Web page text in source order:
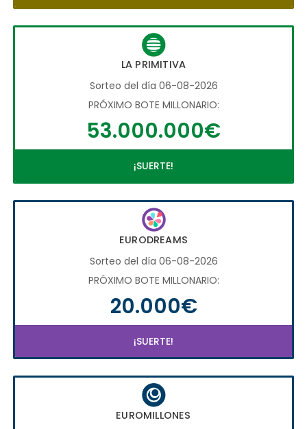
LA PRIMITIVA
Sorteo del día 06-08-2026
PRÓXIMO BOTE MILLONARIO:
53.000.000€
¡SUERTE!
EURODREAMS
Sorteo del día 06-08-2026
PRÓXIMO BOTE MILLONARIO:
20.000€
¡SUERTE!
EUROMILLONES